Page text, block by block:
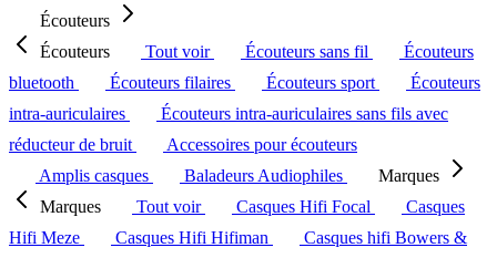
Écouteurs
Écouteurs
Tout voir Écouteurs sans fil
Écouteurs
bluetooth
Écouteurs filaires Écouteurs sport
Écouteurs
intra-auriculaires
Écouteurs intra-auriculaires sans fils avec
réducteur de bruit
Accessoires pour écouteurs
Amplis casques
Baladeurs Audiophiles
Marques
Marques
Tout voir Casques Hifi Focal
Casques
Hifi Meze
Casques Hifi Hifiman
Casques hifi Bowers &